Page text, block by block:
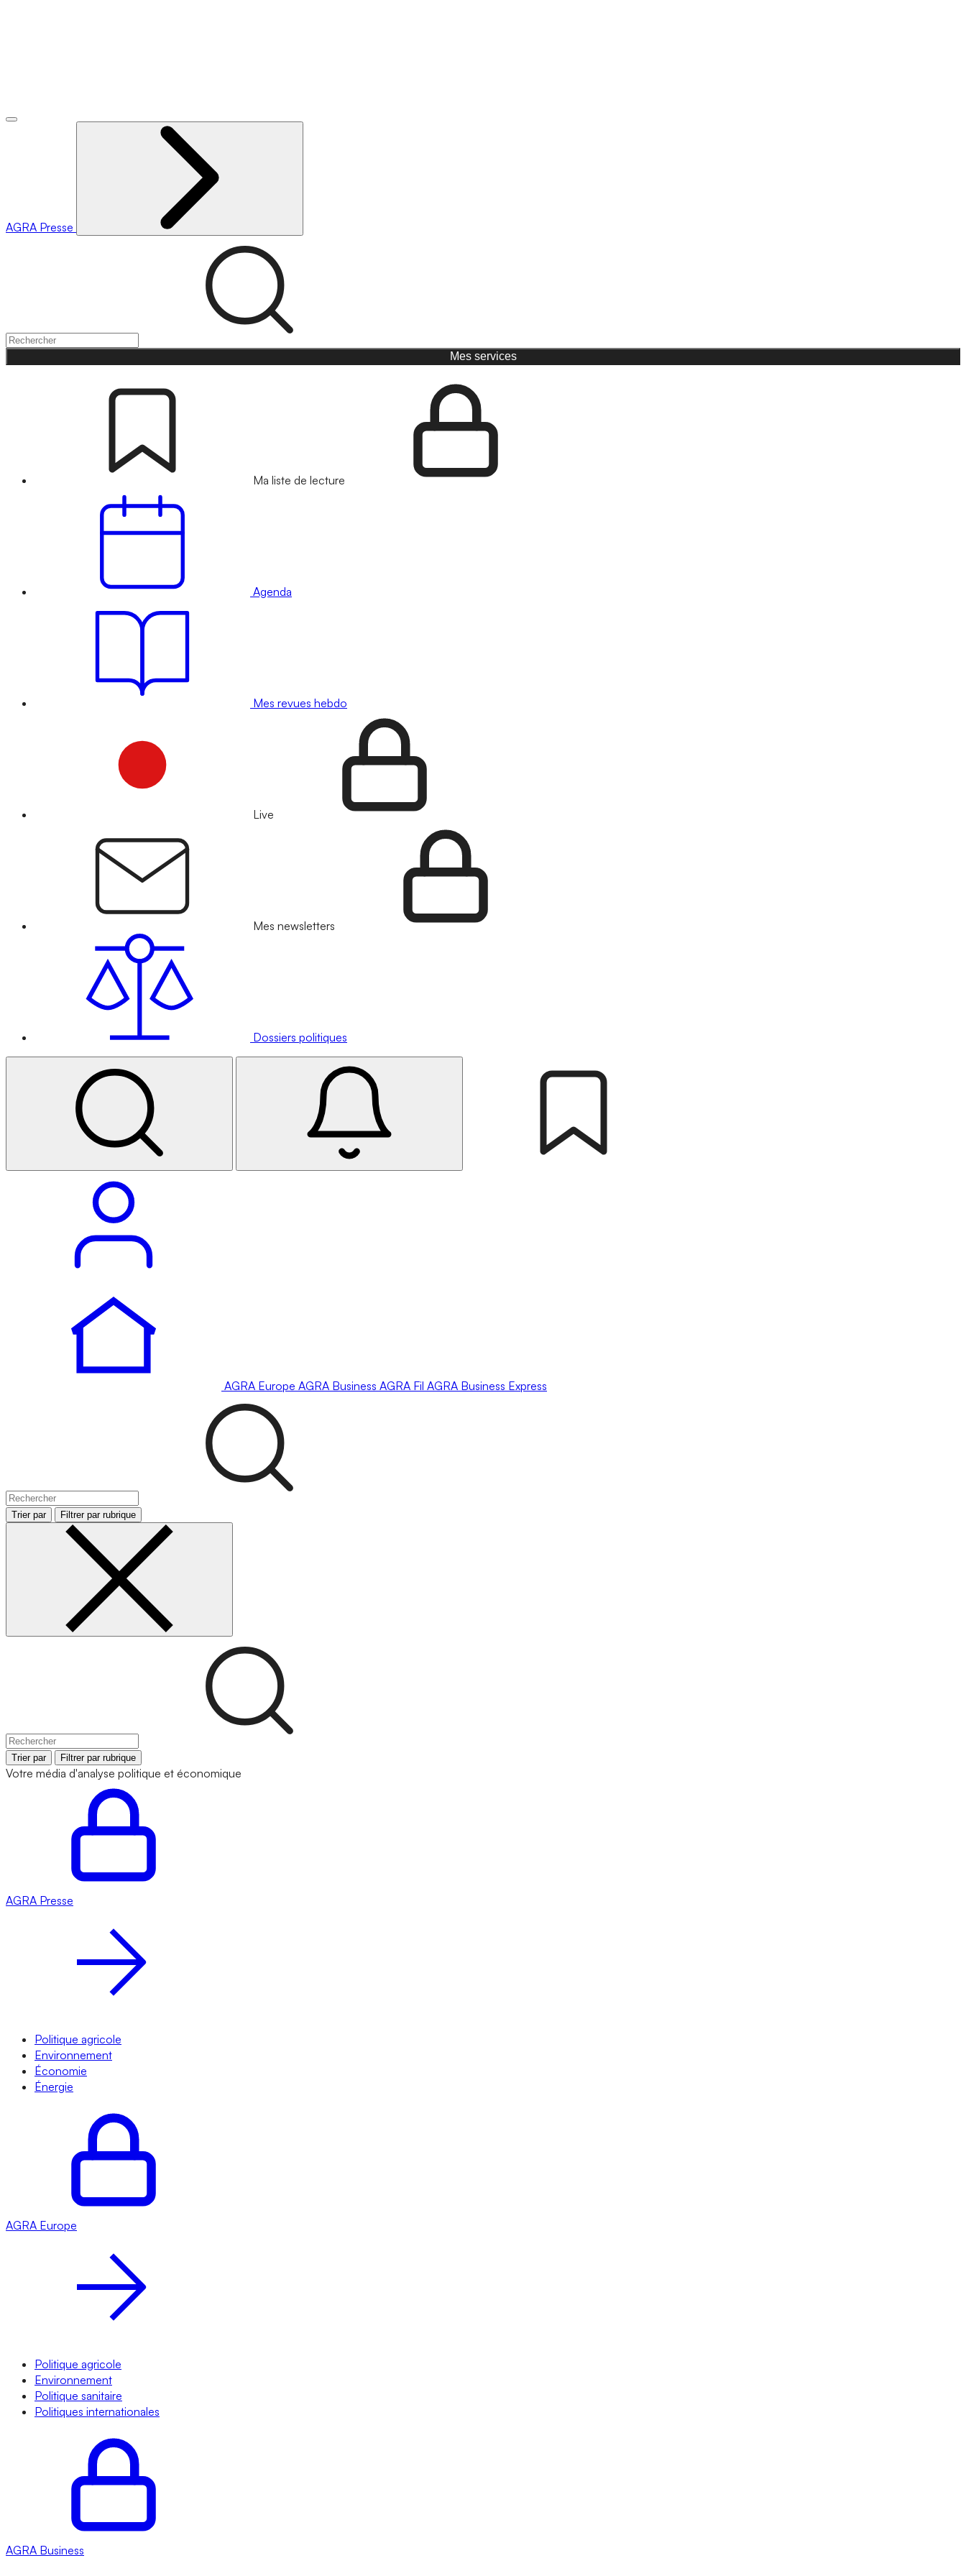
AGRA Presse
Mes services
Ma liste de lecture
Agenda
Mes revues hebdo
Live
Mes newsletters
Dossiers politiques
AGRA Europe AGRA Business AGRA Fil AGRA Business Express
Trier par Filtrer par rubrique
Trier par Filtrer par rubrique
Votre média d'analyse politique et économique
AGRA Presse
Politique agricole
Environnement
Économie
Énergie
AGRA Europe
Politique agricole
Environnement
Politique sanitaire
Politiques internationales
AGRA Business